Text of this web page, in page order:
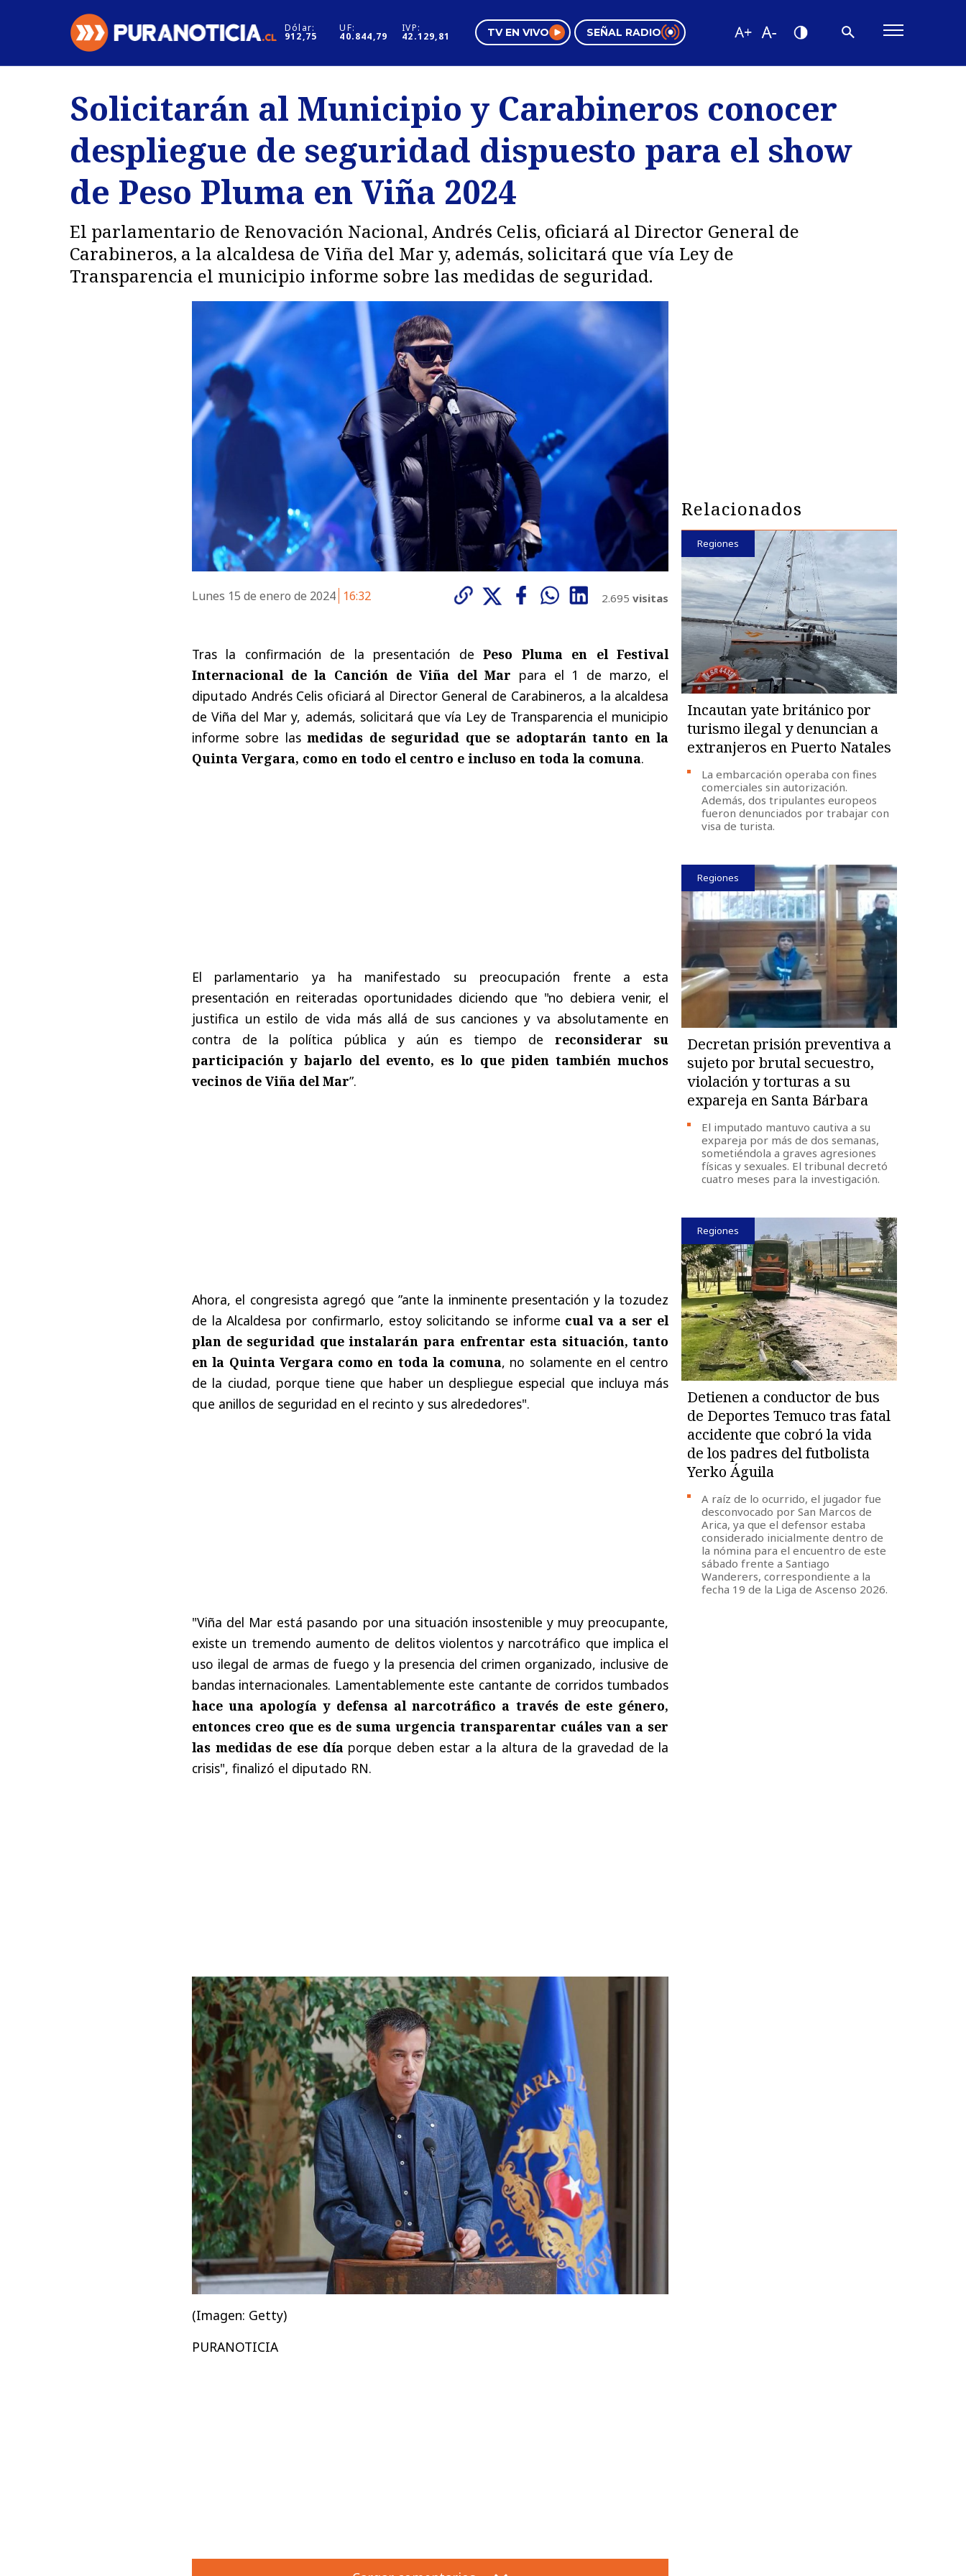
Dólar:
912,75
UF:
40.844,79
IVP:
42.129,81 TV EN VIVO SEÑAL RADIO
Regiones
Deportes
Internacional
Motores
Negocios
Pura Mujer
Tendencias
Videos
Solicitarán al Municipio y Carabineros conocer
despliegue de seguridad dispuesto para el show
de Peso Pluma en Viña 2024
El parlamentario de Renovación Nacional, Andrés Celis, oficiará al Director General de
Carabineros, a la alcaldesa de Viña del Mar y, además, solicitará que vía Ley de
Transparencia el municipio informe sobre las medidas de seguridad.
Lunes 15 de enero de 2024 16:32 2.695 visitas
Tras la confirmación de la presentación dePeso Pluma en el Festival
Internacional de la Canción de Viña del Mar para el 1 de marzo, el
diputado Andrés Celis oficiará al Director General de Carabineros, a la alcaldesa
de Viña del Mar y, además, solicitará que vía Ley de Transparencia el municipio
informe sobre lasmedidas de seguridad que se adoptarán tanto en la
Quinta Vergara, como en todo el centro e incluso en toda la comuna.
El parlamentario ya ha manifestado su preocupación frente a esta
presentación en reiteradas oportunidades diciendo que "no debiera venir, el
justifica un estilo de vida más allá de sus canciones y va absolutamente en
contra de la política pública y aún es tiempo de reconsiderar su
participación y bajarlo del evento, es lo que piden también muchos
vecinos de Viña del Mar”.
Ahora, el congresista agregó que ”ante la inminente presentación y la tozudez
de la Alcaldesa por confirmarlo, estoy solicitando se informe cual va a ser el
plan de seguridad que instalarán para enfrentar esta situación, tanto
en la Quinta Vergara como en toda la comuna, no solamente en el centro
de la ciudad, porque tiene que haber un despliegue especial que incluya más
que anillos de seguridad en el recinto y sus alrededores".
"Viña del Mar está pasando por una situación insostenible y muy preocupante,
existe un tremendo aumento de delitos violentos y narcotráfico que implica el
uso ilegal de armas de fuego y la presencia del crimen organizado, inclusive de
bandas internacionales. Lamentablemente este cantante de corridos tumbados
hace una apología y defensa al narcotráfico a través de este género,
entonces creo que es de suma urgencia transparentar cuáles van a ser
las medidas de ese día porque deben estar a la altura de la gravedad de la
crisis", finalizó el diputado RN.
(Imagen: Getty)
PURANOTICIA
Relacionados
Regiones
Incautan yate británico por
turismo ilegal y denuncian a
extranjeros en Puerto Natales
La embarcación operaba con fines
comerciales sin autorización.
Además, dos tripulantes europeos
fueron denunciados por trabajar con
visa de turista.
Regiones
Decretan prisión preventiva a
sujeto por brutal secuestro,
violación y torturas a su
expareja en Santa Bárbara
El imputado mantuvo cautiva a su
expareja por más de dos semanas,
sometiéndola a graves agresiones
físicas y sexuales. El tribunal decretó
cuatro meses para la investigación.
Regiones
Detienen a conductor de bus
de Deportes Temuco tras fatal
accidente que cobró la vida
de los padres del futbolista
Yerko Águila
A raíz de lo ocurrido, el jugador fue
desconvocado por San Marcos de
Arica, ya que el defensor estaba
considerado inicialmente dentro de
la nómina para el encuentro de este
sábado frente a Santiago
Wanderers, correspondiente a la
fecha 19 de la Liga de Ascenso 2026.